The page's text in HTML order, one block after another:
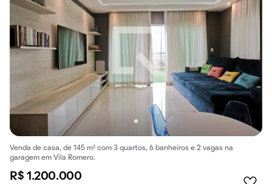
Venda de casa, de 145 m² com 3 quartos, 6 banheiros e 2 vagas na
garagem em Vila Romero.
R$ 1.200.000